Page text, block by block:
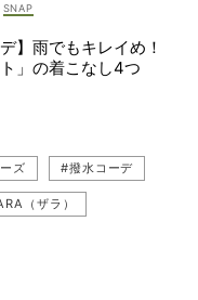
SNAP
】雨でもキレイめ！
ト」の着こなし4つ
ズ #撥水コーデ
（ザラ）